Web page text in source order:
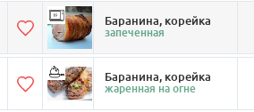
Баранина, корейка
запеченная
Баранина, корейка
жаренная на огне